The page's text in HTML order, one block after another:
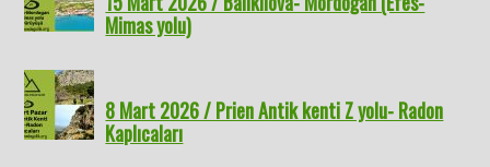
Mimas yolu)
8 Mart 2026 / Prien Antik kenti Z yolu- Radon
Kaplıcaları